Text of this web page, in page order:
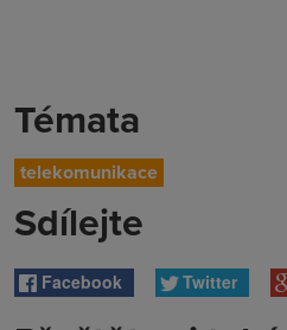
Témata
telekomunikace
Sdílejte
Facebook Twitter